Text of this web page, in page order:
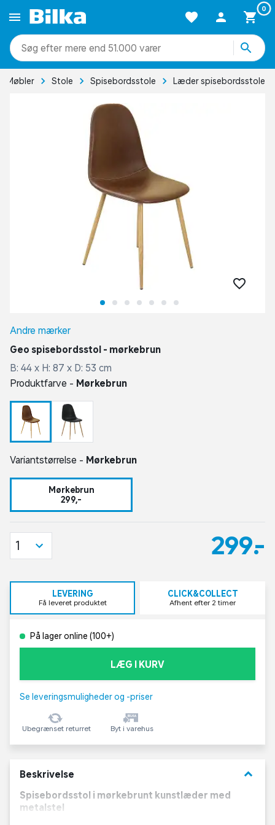
0
mere end 51.000 varer
Møbler Stole Spisebordsstole Læder spisebordsstole
Andre mærker
Geo spisebordsstol - mørkebrun
B: 44 x H: 87 x D: 53 cm
Produktfarve - Mørkebrun
Variantstørrelse - Mørkebrun
Mørkebrun
299,-
299,-
1
LEVERING
Få leveret produktet
CLICK&COLLECT
Afhent efter 2 timer
På lager online (100+)
LÆG I KURV
Se leveringsmuligheder og -priser
Ubegrænset returret Byt i varehus
Beskrivelse keyboard_arrow_down
Spisebordsstol i mørkebrunt kunstlæder med
metalstel